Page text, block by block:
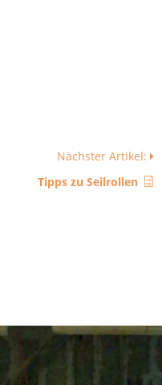
Nächster Artikel:
Tipps zu Seilrollen